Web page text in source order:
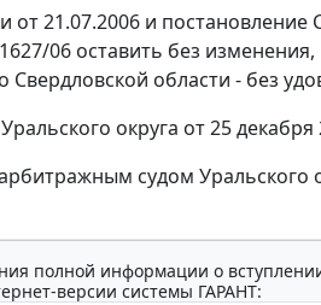
21.07.2006 и
06 оставить без
области - без
округа от 25 декабря
судом
полной информации о
версии системы ГАРАНТ: